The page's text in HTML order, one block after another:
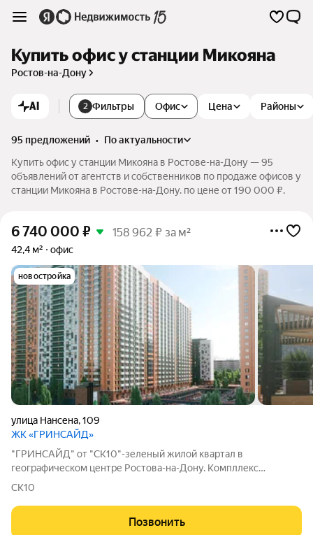
Купить офис у станции Микояна
Ростов-на-Дону
AI 2 Фильтры Офис Цена Районы
95 предложений •
по актуальности
Купить офис у станции Микояна в Ростове-на-Дону — 95
объявлений от агентств и собственников по продаже офисов у
станции Микояна в Ростове-на-Дону. по цене от 190 000 ₽.
6 740 000 ₽ 158 962 ₽ за м²
42,4 м² офис
новостройка
улица Нансена,109
ЖК «ГРИНСАЙД»
"ГРИНСАЙД" от "СК10"-зеленый жилой квартал в
географическом центре Ростова-на-Дону. Компллекс
расположен в границах трех улиц Нагибина, Ленина и Нансена.
расстоянии шага. ТЦ «Горизонт» в 5 минутах,
СК10
Позвонить